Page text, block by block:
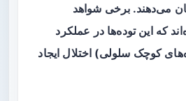
می‌دهند. برخی شواهد
که این توده‌ها در عملکرد
کوچک سلولی) اختلال ایجاد